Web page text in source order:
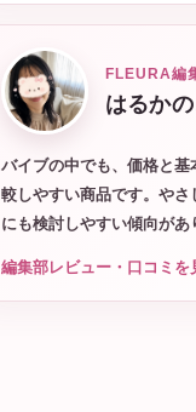
FLEURA編
はるか
バイブの中でも、価格と
較しやすい商品です。や
にも検討しやすい傾向があ
編集部レビュー・口コミを